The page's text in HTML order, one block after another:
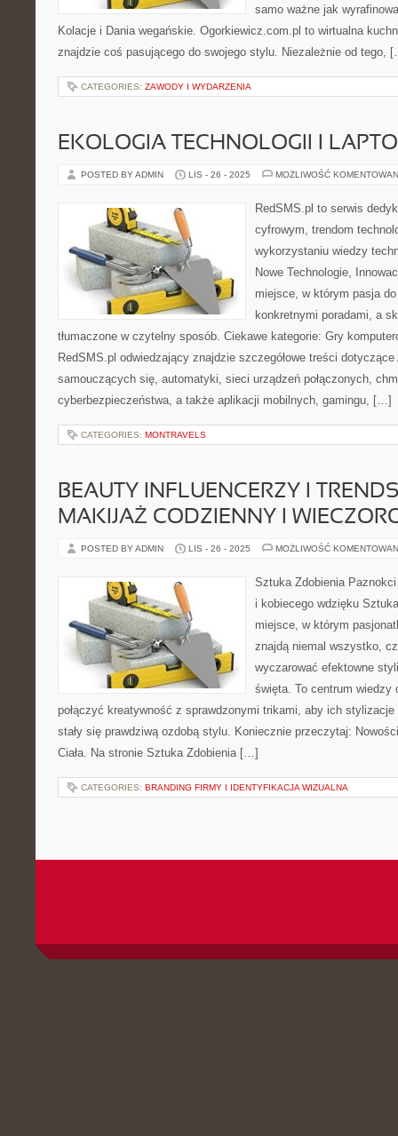
samo ważne jak
Kolacje i Dania wegańskie. Ogorkiewicz.com.pl to wirtualna
znajdzie coś pasującego do swojego stylu. Niezależnie od tego,
CATEGORIES: ZAWODY I WYDARZENIA
EKOLOGIA TECHNOLOGII I
POSTED BY ADMIN LIS - 26 - 2025 MOŻLIWOŚĆ
RedSMS.pl to serwis
cyfrowym, trendom
wykorzystaniu wiedzy
Nowe Technologie,
miejsce, w którym pasja
konkretnymi poradami, a
tłumaczone w czytelny sposób. Ciekawe kategorie: Gry
RedSMS.pl odwiedzający znajdzie szczegółowe treści
samouczących się, automatyki, sieci urządzeń połączonych,
cyberbezpieczeństwa, a także aplikacji mobilnych, gamingu, […]
CATEGORIES: MONTRAVELS
BEAUTY INFLUENCERZY I
MAKIJAŻ CODZIENNY I
POSTED BY ADMIN LIS - 26 - 2025 MOŻLIWOŚĆ
Sztuka Zdobienia
i kobiecego wdzięku
miejsce, w którym
znajdą niemal wszystko,
wyczarować efektowne
święta. To centrum wiedzy
połączyć kreatywność z sprawdzonymi trikami, aby ich stylizacje
stały się prawdziwą ozdobą stylu. Koniecznie przeczytaj:
Ciała. Na stronie Sztuka Zdobienia […]
CATEGORIES: BRANDING FIRMY I IDENTYFIKACJA WIZUALNA